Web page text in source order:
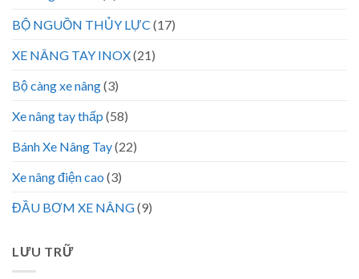
BỘ NGUỒN THỦY LỰC (17)
XE NÂNG TAY INOX(21)
Bộ càng xe nâng(3)
Xe nâng tay thấp (58)
Bánh Xe Nâng Tay(22)
Xe nâng điện cao (3)
ĐẦU BƠM XE NÂNG(9)
LƯU TRỮ